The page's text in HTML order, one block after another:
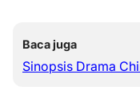
Baca juga
Sinopsis Drama